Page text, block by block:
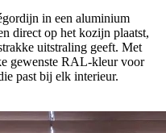
in een aluminium
direct op het kozijn plaatst,
uitstraling geeft. Met
gewenste RAL-kleur voor
past bij elk interieur.